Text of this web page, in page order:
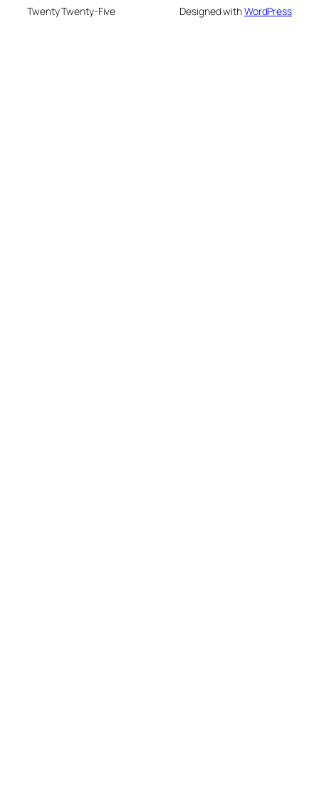
Twenty Twenty-Five Designed withWordPress